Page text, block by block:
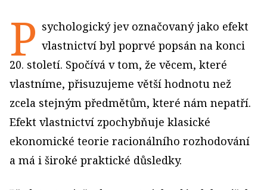
P sychologický jev označovaný jako efekt
vlastnictví byl poprvé popsán na konci
20. století. Spočívá v tom, že věcem, které
vlastníme, přisuzujeme větší hodnotu než
zcela stejným předmětům, které nám nepatří.
Efekt vlastnictví zpochybňuje klasické
ekonomické teorie racionálního rozhodování
a má i široké praktické důsledky.